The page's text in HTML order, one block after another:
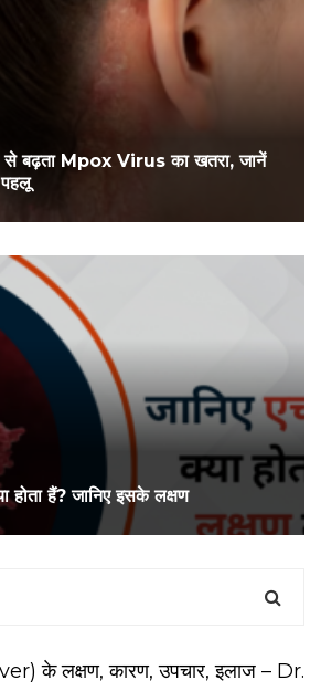
बढ़ता Mpox Virus का खतरा, जानें
होता हैं? जानिए इसके लक्षण
के लक्षण, कारण, उपचार, इलाज – Dr.